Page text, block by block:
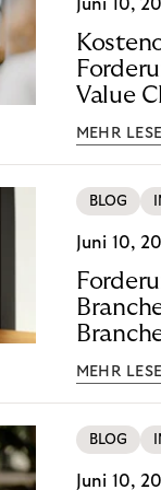
Juni 10,
Value
MEHR
BLOG
Juni 10,
MEHR
BLOG
Juni 10,